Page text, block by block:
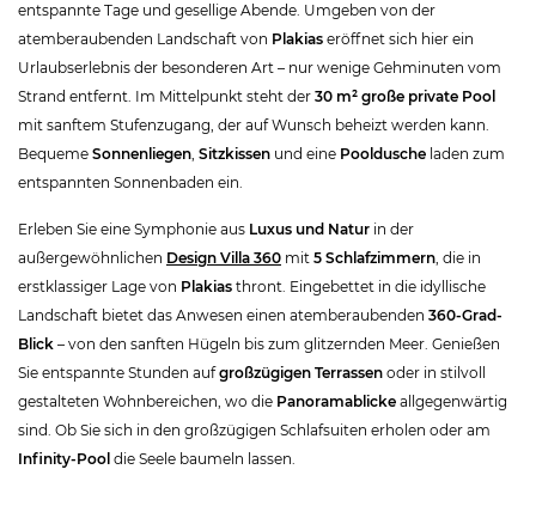
entspannte Tage und gesellige Abende. Umgeben von der
atemberaubenden Landschaft von Plakias eröffnet sich hier ein
Urlaubserlebnis der besonderen Art – nur wenige Gehminuten vom
Strand entfernt. Im Mittelpunkt steht der 30 m² große private Pool
mit sanftem Stufenzugang, der auf Wunsch beheizt werden kann.
Bequeme Sonnenliegen, Sitzkissen und eine Pooldusche laden zum
entspannten Sonnenbaden ein.
Erleben Sie eine Symphonie aus Luxus und Natur in der
außergewöhnlichen Design Villa 360 mit 5 Schlafzimmern, die in
erstklassiger Lage von Plakias thront. Eingebettet in die idyllische
Landschaft bietet das Anwesen einen atemberaubenden 360-Grad-
Blick – von den sanften Hügeln bis zum glitzernden Meer. Genießen
Sie entspannte Stunden aufgroßzügigen Terrassen oder in stilvoll
gestalteten Wohnbereichen, wo die Panoramablicke allgegenwärtig
sind. Ob Sie sich in den großzügigen Schlafsuiten erholen oder am
Infinity-Pool die Seele baumeln lassen.